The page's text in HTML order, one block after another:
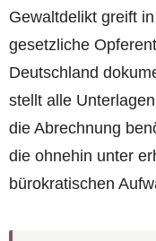
Gewaltdelikt greift
gesetzliche
Deutschland
stellt alle
die Abrechnung
die ohnehin unter
bürokratischen